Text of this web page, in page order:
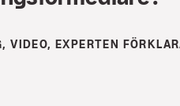
VIDEO, EXPERTEN